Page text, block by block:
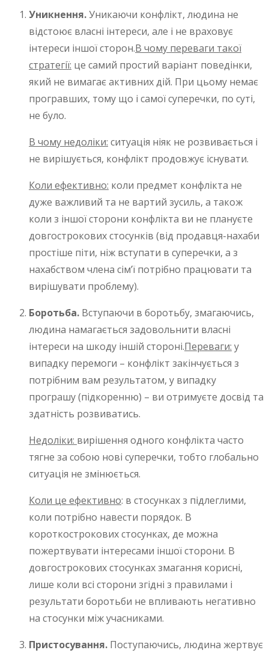
Уникнення.Уникаючи конфлікт, людина не
відстоює власні інтереси, але і не враховує
інтереси іншої сторон.В чому переваги такої
стратегії: це самий простий варіант поведінки,
який не вимагає активних дій. При цьому немає
програвших, тому що і самої суперечки, по суті,
не було.
В чому недоліки: ситуація ніяк не розвивається і
не вирішується, конфлікт продовжує існувати.
Коли ефективно: коли предмет конфлікта не
дуже важливий та не вартий зусиль, а також
коли з іншої сторони конфлікта ви не плануєте
довгострокових стосунків (від продавця-нахаби
простіше піти, ніж вступати в суперечки, а з
нахабством члена сім’ї потрібно працювати та
вирішувати проблему).
Боротьба. Вступаючи в боротьбу, змагаючись,
людина намагається задовольнити власні
інтереси на шкоду іншій стороні.Переваги: у
випадку перемоги – конфлікт закінчується з
потрібним вам результатом, у випадку
програшу (підкоренню) – ви отримуєте досвід та
здатність розвиватись.
Недоліки: вирішення одного конфлікта часто
тягне за собою нові суперечки, тобто глобально
ситуація не змінюється.
Коли це ефективно: в стосунках з підлеглими,
коли потрібно навести порядок. В
короткострокових стосунках, де можна
пожертвувати інтересами іншої сторони. В
довгострокових стосунках змагання корисні,
лише коли всі сторони згідні з правилами і
результати боротьби не впливають негативно
на стосунки між учасниками.
Пристосування. Поступаючись, людина жертвує